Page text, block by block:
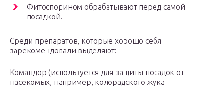
Фитоспорином обрабатывают перед самой
посадкой.
Среди препаратов, которые хорошо себя
зарекомендовали выделяют:
Командор (используется для защиты посадок от
насекомых, например, колорадского жука